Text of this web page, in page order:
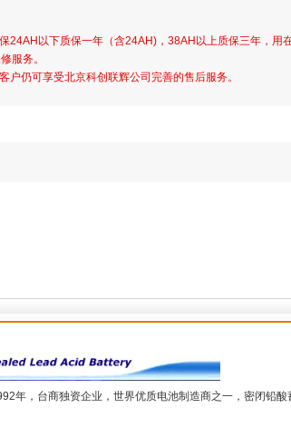
24AH以下质保一年（含24AH)，38AH以上质保三年，用
服务。
户仍可享受北京科创联辉公司完善的售后服务。
年，台商独资企业，世界优质电池制造商之一，密闭铅酸